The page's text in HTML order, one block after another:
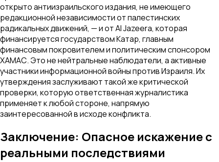
открыто антиизраильского издания, не имеющего
редакционной независимости от палестинских
радикальных движений, — и от Al Jazeera, которая
финансируется государством Катар, главным
финансовым покровителем и политическим спонсором
ХАМАС. Это не нейтральные наблюдатели, а активные
участники информационной войны против Израиля. Их
утверждения заслуживают такой же критической
проверки, которую ответственная журналистика
применяет к любой стороне, напрямую
заинтересованной в исходе конфликта.
Заключение: Опасное искажение с
реальными последствиями